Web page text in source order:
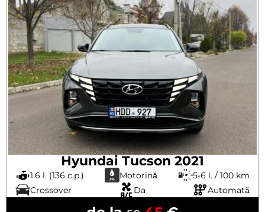
Hyundai Tucson 2021
1.6 l. (136 c.p.) Motorină
5-6 l. / 100 km
Crossover
Da Automată